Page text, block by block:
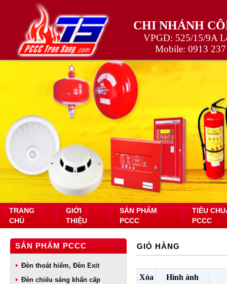
CHI NHÁNH
VPGD: 525/15/9A
Mobile: 0913
TRANG
CHỦ
GIỚI
THIỆU
SẢN PHẨM
PCCC
TIÊU
PCCC
SẢN PHẨM PCCC
Đèn thoát hiểm, Đèn Exit
Đèn chiếu sáng khẩn cấp
GIỎ HÀNG
Xóa Hình ảnh